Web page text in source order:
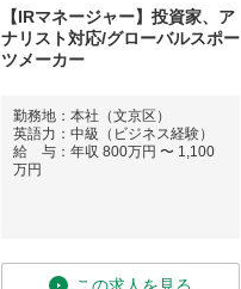
【IRマネージャー】投資家、ア
ナリスト対応/グローバルスポー
ツメーカー
勤務地：本社（文京区）
英語力：中級（ビジネス経験）
給 与：年収 800万円 〜 1,100
万円